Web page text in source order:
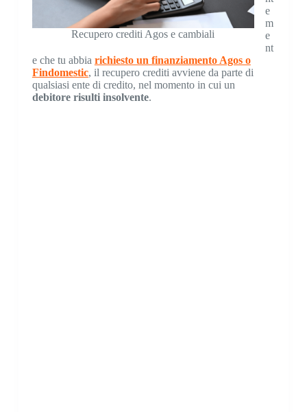
Recupero crediti Agos e cambiali
e
m
e
nt
e che tu abbia richiesto un finanziamento Agos o
Findomestic, il recupero crediti avviene da parte di
qualsiasi ente di credito, nel momento in cui un
debitore risulti insolvente.